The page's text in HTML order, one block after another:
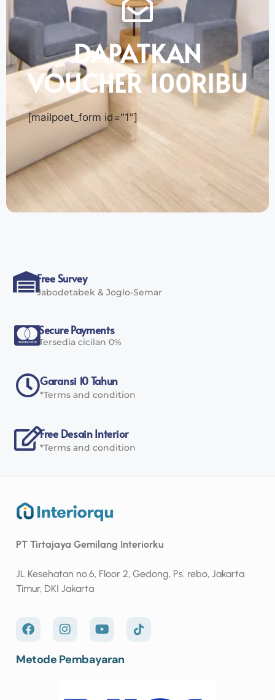
DAPATKAN
VOUCHER 100RIBU
[mailpoet_form id="1"]
Free Survey
Jabodetabek & Joglo-Semar
Secure Payments
Tersedia cicilan 0%
Garansi 10 Tahun
*Terms and condition
Free Desain Interior
*Terms and condition
PT Tirtajaya Gemilang Interiorku
JL Kesehatan no.6, Floor 2, Gedong, Ps. rebo, Jakarta
Timur, DKI Jakarta
Metode Pembayaran